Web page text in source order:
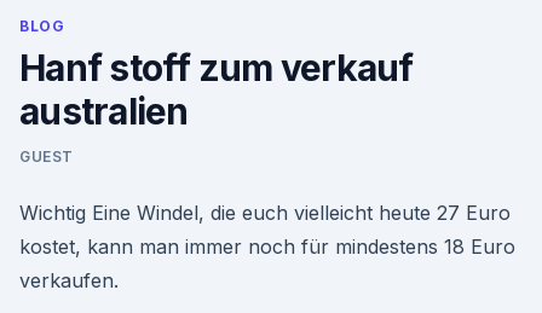
BLOG
Hanf stoff zum verkauf
australien
GUEST
Wichtig Eine Windel, die euch vielleicht heute 27 Euro
kostet, kann man immer noch für mindestens 18 Euro
verkaufen.